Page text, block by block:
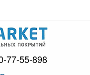
77-55-898